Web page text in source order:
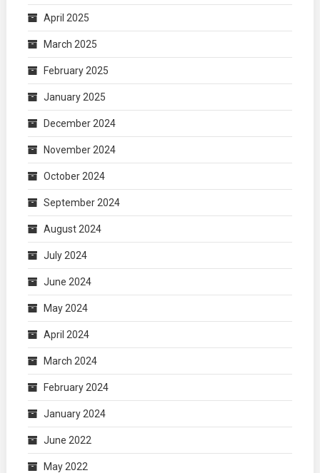
April 2025
March 2025
February 2025
January 2025
December 2024
November 2024
October 2024
September 2024
August 2024
July 2024
June 2024
May 2024
April 2024
March 2024
February 2024
January 2024
June 2022
May 2022